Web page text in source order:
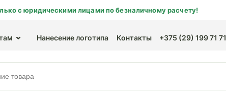
с юридическими лицами по безналичному расчету!
Нанесение логотипа Контакты +375 (29) 199 71 71